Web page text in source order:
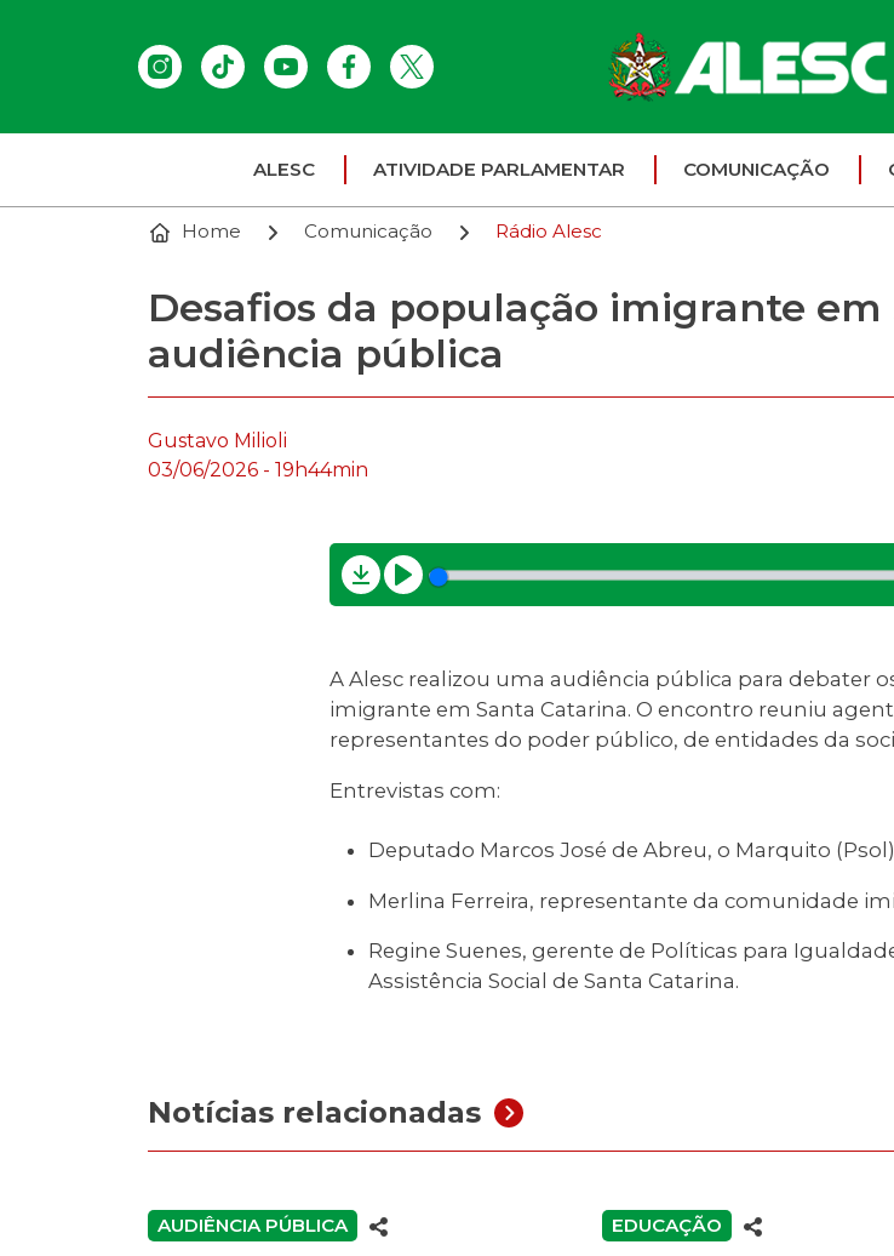
ALESC ATIVIDADE PARLAMENTAR COMUNICAÇÃO
Home Comunicação Rádio Alesc
Desafios da população imigrante em
audiência pública
Gustavo Milioli
03/06/2026 - 19h44min
Download
Play
A Alesc realizou uma audiência pública para debater
imigrante em Santa Catarina. O encontro reuniu
representantes do poder público, de entidades da
Entrevistas com:
Deputado Marcos José de Abreu, o Marquito
Merlina Ferreira, representante da comunidade
Regine Suenes, gerente de Políticas para
Assistência Social de Santa Catarina.
Notícias relacionadas
AUDIÊNCIA PÚBLICA EDUCAÇÃO